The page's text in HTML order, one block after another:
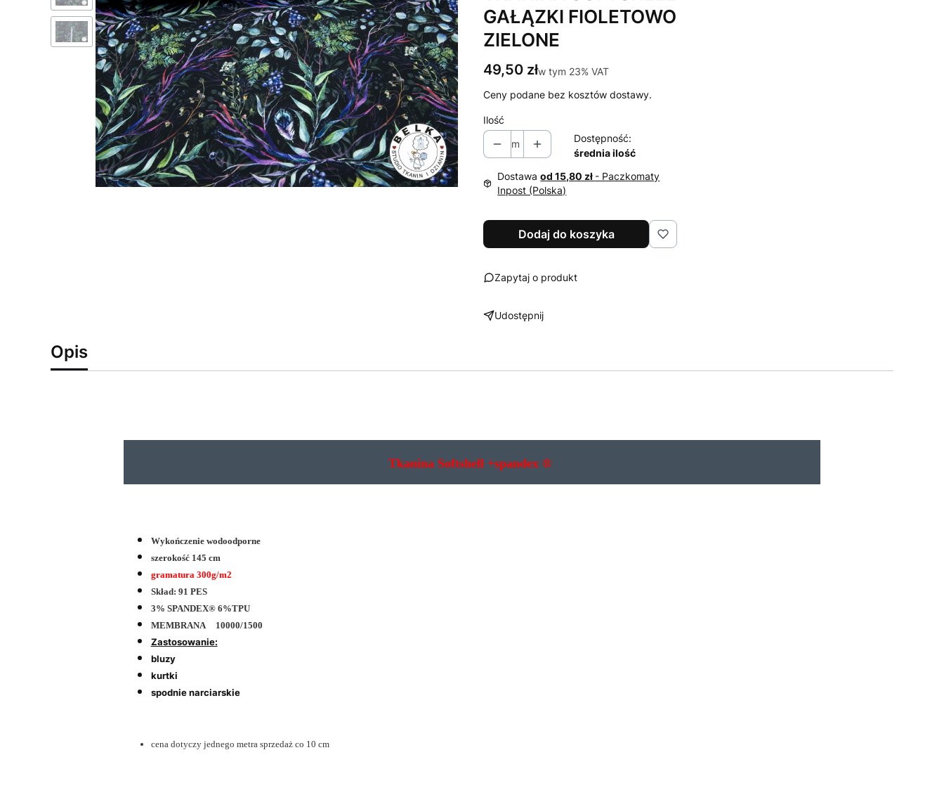
GAŁĄZKI FIOLETOWO
ZIELONE
Cena
49,50 złw tym 23% VAT
w tym 23% VAT
Ceny podane bez kosztów dostawy.
Ilość
m
Dostępność:
średnia ilość
Dostawaod 15,80 zł - Paczkomaty
Inpost (Polska)
Dodaj do koszyka
Zapytaj o produkt
Udostępnij
Opis
Tkanina Softshell +spandex ®
Wykończenie wodoodporne
szerokość 145 cm
gramatura 300g/m2
Skład: 91 PES
3% SPANDEX® 6%TPU
MEMBRANA 10000/1500
Zastosowanie:
bluzy
kurtki
spodnie narciarskie
cena dotyczy jednego metra sprzedaż co 10 cm